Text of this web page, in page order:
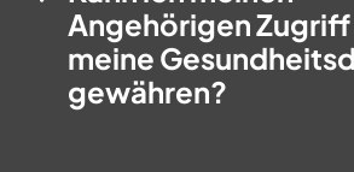
Angehörigen
meine
gewähren?